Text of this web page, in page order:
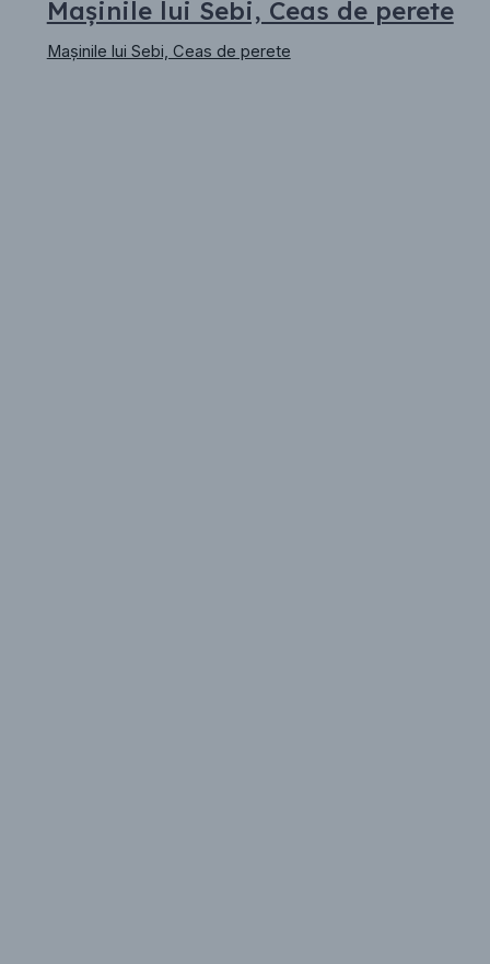
Mașinile lui Sebi, Ceas de perete
Mașinile lui Sebi, Ceas de perete